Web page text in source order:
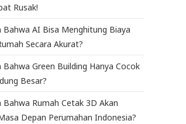
Rusak!
Bahwa AI Bisa Menghitung Biaya
Secara Akurat?
Bahwa Green Building Hanya Cocok
Besar?
Bahwa Rumah Cetak 3D Akan
Depan Perumahan Indonesia?